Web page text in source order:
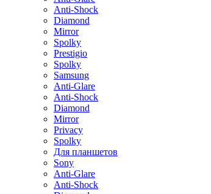
Anti-Shock
Diamond
Mirror
Spolky
Prestigio
Spolky
Samsung
Anti-Glare
Anti-Shock
Diamond
Mirror
Privacy
Spolky
Для планшетов
Sony
Anti-Glare
Anti-Shock